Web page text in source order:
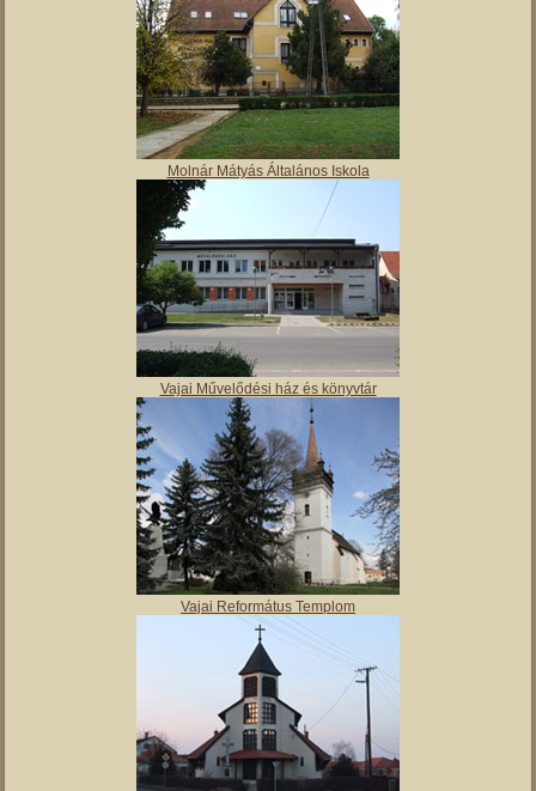
Molnár Mátyás Általános Iskola
Vajai Művelődési ház és könyvtár
Vajai Református Templom